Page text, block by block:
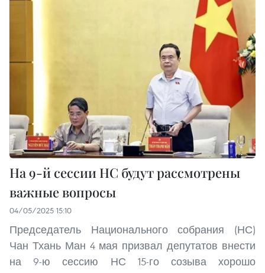
На 9-й сессии НС будут рассмотрены
важные вопросы
04/05/2025 15:10
Председатель Национального собрания (НС)
Чан Тхань Ман 4 мая призвал депутатов внести
на 9-ю сессию НС 15-го созыва хорошо